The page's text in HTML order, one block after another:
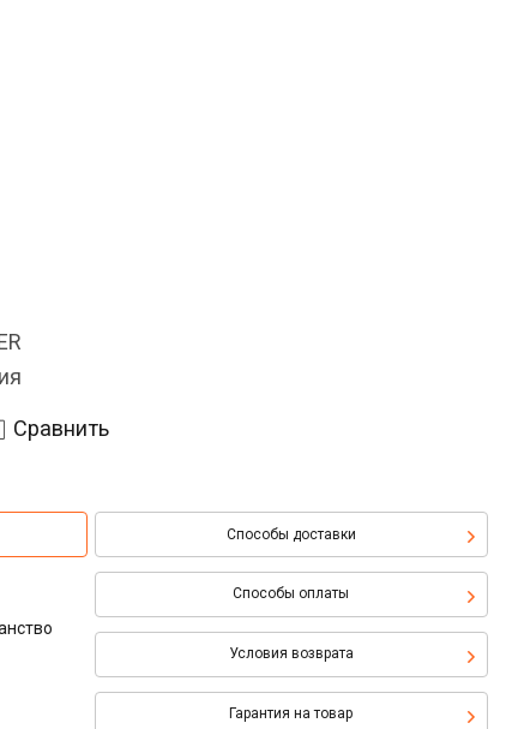
Сравнить
Способы доставки
Способы оплаты
Условия возврата
Гарантия на товар